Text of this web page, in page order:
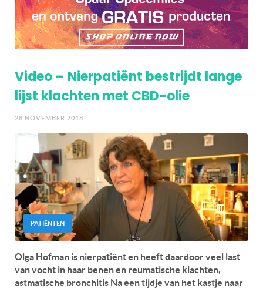
Video – Nierpatiënt bestrijdt lange
lijst klachten met CBD-olie
28 NOVEMBER 2018
PATIËNTEN
Olga Hofman is nierpatiënt en heeft daardoor veel last
van vocht in haar benen en reumatische klachten,
astmatische bronchitis Na een tijdje van het kastje naar